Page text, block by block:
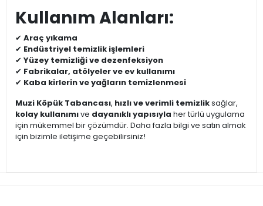
Kullanım Alanları:
✔ Araç yıkama
✔ Endüstriyel temizlik işlemleri
✔ Yüzey temizliği ve dezenfeksiyon
✔ Fabrikalar, atölyeler ve ev kullanımı
✔ Kaba kirlerin ve yağların temizlenmesi
Muzi Köpük Tabancası, hızlı ve verimli temizliksağlar,
kolay kullanımıve dayanıklı yapısıyla her türlü uygulama
için mükemmel bir çözümdür. Daha fazla bilgi ve satın almak
için bizimle iletişime geçebilirsiniz!